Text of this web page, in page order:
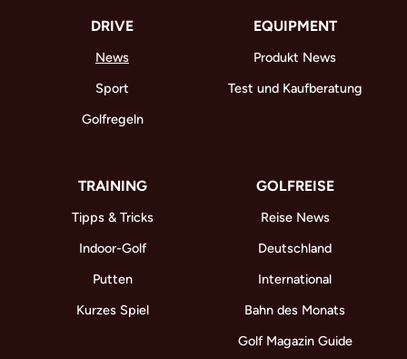
DRIVE
News
Sport
Golfregeln
EQUIPMENT
Produkt News
Test und Kaufberatung
TRAINING
Tipps & Tricks
Indoor-Golf
Putten
Kurzes Spiel
GOLFREISE
Reise News
Deutschland
International
Bahn des Monats
Golf Magazin Guide